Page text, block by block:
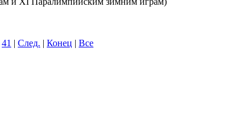
41 | След. | Конец | Все